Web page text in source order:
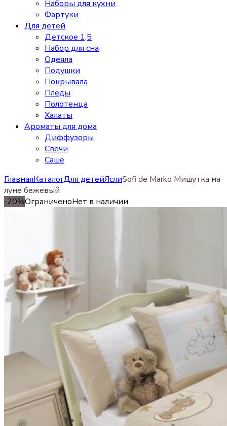
Наборы для кухни
Фартуки
Для детей
Детское 1,5
Набор для сна
Одеяла
Подушки
Покрывала
Пледы
Полотенца
Халаты
Ароматы для дома
Диффузоры
Свечи
Cаше
ГлавнаяКаталогДля детейЯслиSofi de Marko Мишутка на
луне бежевый
-20%ОграниченоНет в наличии